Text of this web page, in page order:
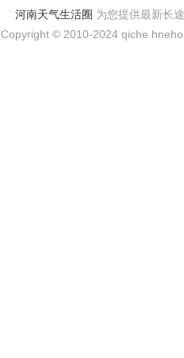
河南天气生活圈 为您提供最新长
Copyright © 2010-2024